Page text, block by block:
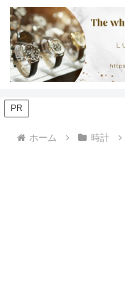
PR
ホーム 時計